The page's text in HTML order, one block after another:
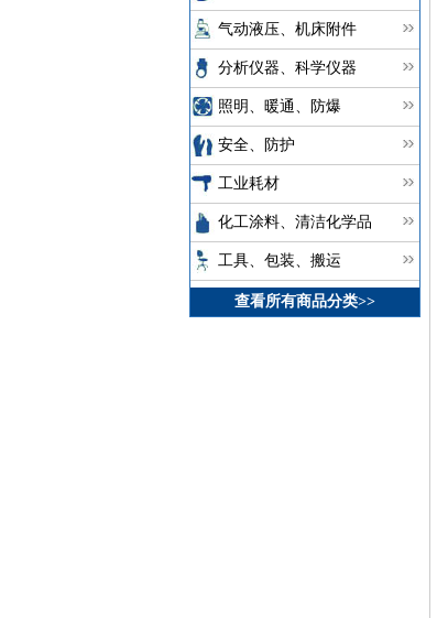
气动液压、机床附件
分析仪器、科学仪器
照明、暖通、防爆
安全、防护
工业耗材
化工涂料、清洁化学品
工具、包装、搬运
查看所有商品分类>>